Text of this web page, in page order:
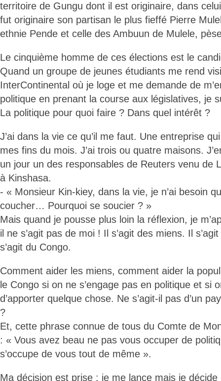
territoire de Gungu dont il est originaire, dans
fut originaire son partisan le plus fieffé Pierre
ethnie Pende et celle des Ambuun de Mulele,
Le cinquième homme de ces élections est le
Quand un groupe de jeunes étudiants me rend
InterContinental où je loge et me demande de
politique en prenant la course aux législatives, je
La politique pour quoi faire ? Dans quel intérêt ?
J’ai dans la vie ce qu’il me faut. Une entreprise
mes fins du mois. J’ai trois ou quatre maisons.
un jour un des responsables de Reuters venu de
à Kinshasa.
- « Monsieur Kin-kiey, dans la vie, je n’ai besoin
coucher… Pourquoi se soucier ? »
Mais quand je pousse plus loin la réflexion, je
il ne s’agit pas de moi ! Il s’agit des miens. Il
s’agit du Congo.
Comment aider les miens, comment aider la
le Congo si on ne s’engage pas en politique et si
d’apporter quelque chose. Ne s’agit-il pas d’un
?
Et, cette phrase connue de tous du Comte de
: « Vous avez beau ne pas vous occuper de
s’occupe de vous tout de même ».
Ma décision est prise : je me lance mais je